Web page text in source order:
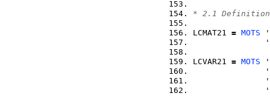
* 2.1
LCMAT21 = MOTS
LCVAR21 = MOTS